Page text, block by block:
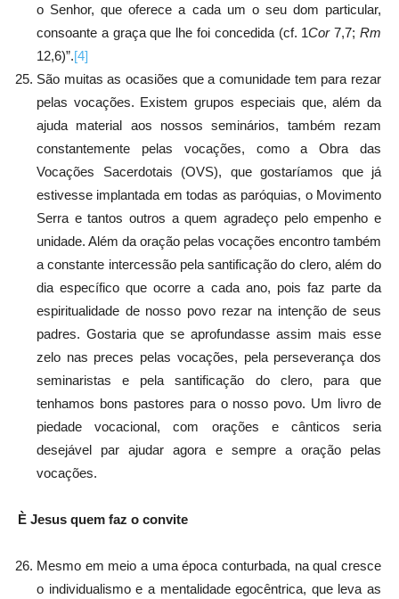
o Senhor, que oferece a cada um o seu dom particular,
consoante a graça que lhe foi concedida (cf. 1Cor7,7;Rm
12,6)”.[4]
São muitas as ocasiões que a comunidade tem para rezar
pelas vocações. Existem grupos especiais que, além da
ajuda material aos nossos seminários, também rezam
constantemente pelas vocações, como a Obra das
Vocações Sacerdotais (OVS), que gostaríamos que já
estivesse implantada em todas as paróquias, o Movimento
Serra e tantos outros a quem agradeço pelo empenho e
unidade. Além da oração pelas vocações encontro também
a constante intercessão pela santificação do clero, além do
dia específico que ocorre a cada ano, pois faz parte da
espiritualidade de nosso povo rezar na intenção de seus
padres. Gostaria que se aprofundasse assim mais esse
zelo nas preces pelas vocações, pela perseverança dos
seminaristas e pela santificação do clero, para que
tenhamos bons pastores para o nosso povo. Um livro de
piedade vocacional, com orações e cânticos seria
desejável par ajudar agora e sempre a oração pelas
vocações.
È Jesus quem faz o convite
Mesmo em meio a uma época conturbada, na qual cresce
o individualismo e a mentalidade egocêntrica, que leva as